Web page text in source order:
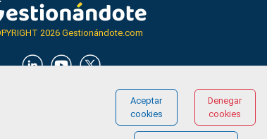
2026 Gestionándote.com
Aceptar
cookies
Denegar
cookies